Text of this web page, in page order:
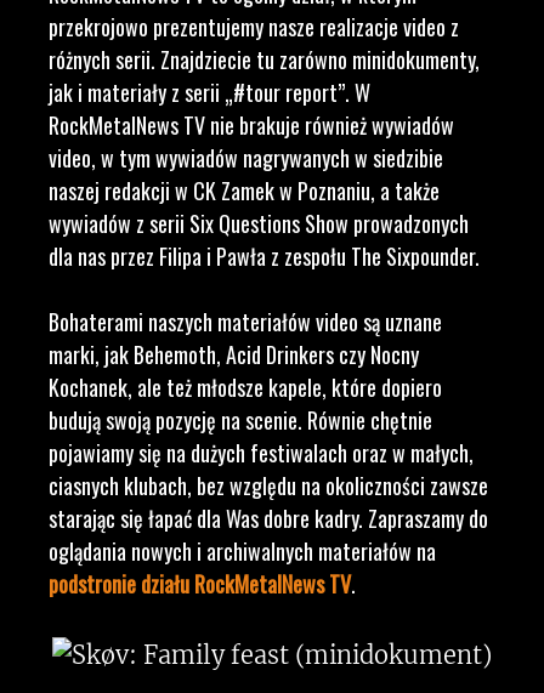
przekrojowo prezentujemy nasze realizacje video z
różnych serii. Znajdziecie tu zarówno minidokumenty,
jak i materiały z serii „#tour report”. W
RockMetalNews TV nie brakuje również wywiadów
video, w tym wywiadów nagrywanych w siedzibie
naszej redakcji w CK Zamek w Poznaniu, a także
wywiadów z serii Six Questions Show prowadzonych
dla nas przez Filipa i Pawła z zespołu The Sixpounder.
Bohaterami naszych materiałów video są uznane
marki, jak Behemoth, Acid Drinkers czy Nocny
Kochanek, ale też młodsze kapele, które dopiero
budują swoją pozycję na scenie. Równie chętnie
pojawiamy się na dużych festiwalach oraz w małych,
ciasnych klubach, bez względu na okoliczności zawsze
starając się łapać dla Was dobre kadry. Zapraszamy do
oglądania nowych i archiwalnych materiałów na
podstronie działu RockMetalNews TV.